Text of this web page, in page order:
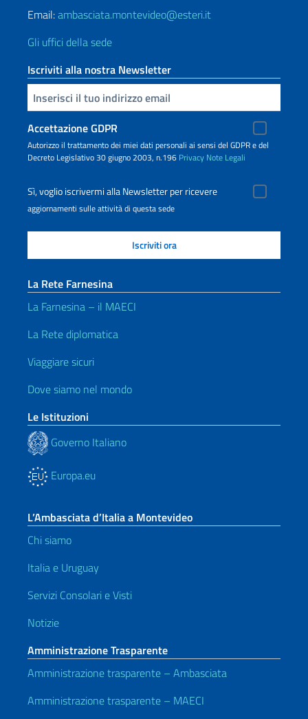
Email:ambasciata.montevideo@esteri.it
Gli uffici della sede
Iscriviti alla nostra Newsletter
Inserisci la tua email
Accettazione GDPR
Autorizzo il trattamento dei miei dati personali ai sensi del GDPR e del
Decreto Legislativo 30 giugno 2003, n.196 Privacy Note Legali
Sì, voglio iscrivermi alla Newsletter per ricevere
aggiornamenti sulle attività di questa sede
La Rete Farnesina
La Farnesina – il MAECI
La Rete diplomatica
Viaggiare sicuri
Dove siamo nel mondo
Le Istituzioni
Governo Italiano
Europa.eu
L’Ambasciata d’Italia a Montevideo
Chi siamo
Italia e Uruguay
Servizi Consolari e Visti
Notizie
Amministrazione Trasparente
Amministrazione trasparente – Ambasciata
Amministrazione trasparente – MAECI